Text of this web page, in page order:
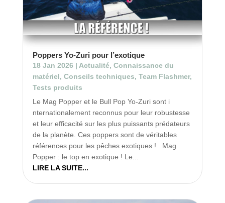
Poppers Yo-Zuri pour l’exotique
18 Jan 2026 | Actualité, Connaissance du
matériel, Conseils techniques, Team Flashmer,
Tests produits
Le Mag Popper et le Bull Pop Yo-Zuri sont i
nternationalement reconnus pour leur robustesse
et leur efficacité sur les plus puissants prédateurs
de la planète. Ces poppers sont de véritables
références pour les pêches exotiques ! Mag
Popper : le top en exotique ! Le...
LIRE LA SUITE...